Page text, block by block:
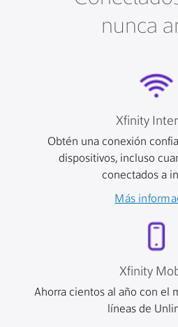
nunca
Xfinity
Obtén una conexión
dispositivos, incluso
conectados a
Más
Xfinity
Ahorra cientos al año con el
líneas de